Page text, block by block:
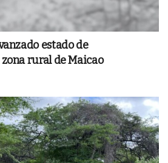
estado de
rural de Maicao